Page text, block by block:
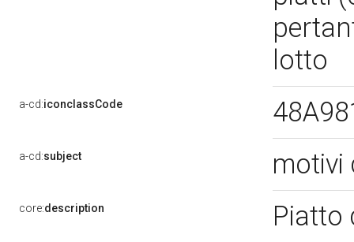
lotto
a-cd:iconclassCode
a-cd:subject motivi
core:description
Piatto